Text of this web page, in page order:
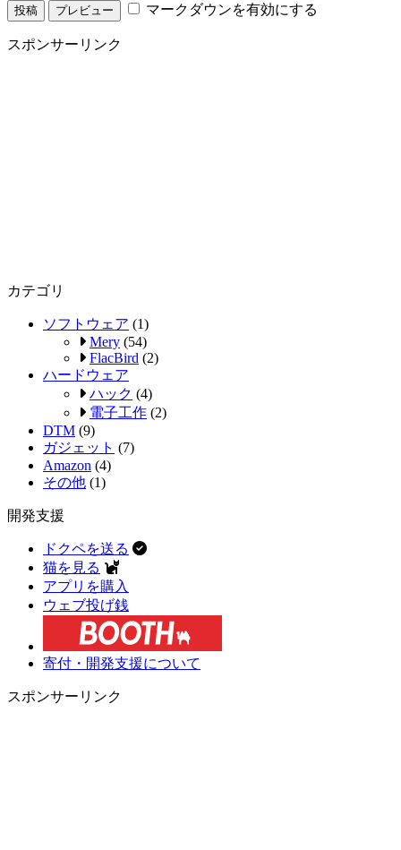
マークダウンを有効にする
スポンサーリンク
カテゴリ
ソフトウェア (1)
Mery (54)
FlacBird (2)
ハードウェア
ハック (4)
電子工作 (2)
DTM (9)
ガジェット (7)
Amazon (4)
その他 (1)
開発支援
ドクペを送る
猫を見る
アプリを購入
ウェブ投げ銭
寄付・開発支援について
スポンサーリンク